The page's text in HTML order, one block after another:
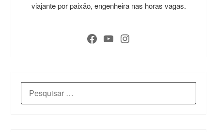
viajante por paixão, engenheira nas horas vagas.